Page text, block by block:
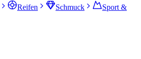
Reifen Schmuck
Sport &